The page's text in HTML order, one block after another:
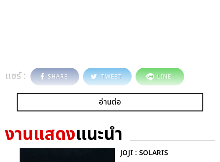
แชร์ : SHARE TWEET LINE
อ่านต่อ
งานแสดงแนะนำ
JOJI : SOLARIS